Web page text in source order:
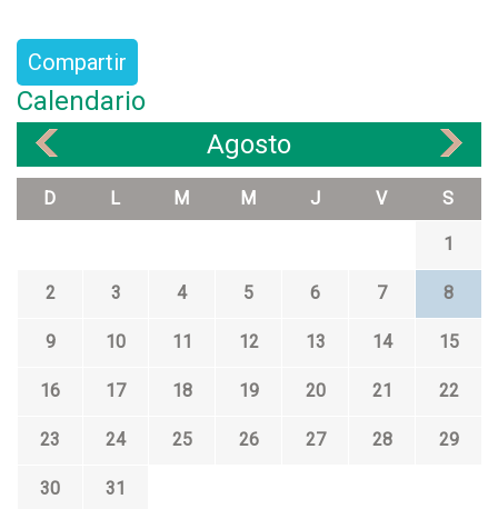
Compartir
Calendario
Agosto
D L M M J V S
1
2 3 4 5 6 7 8
9 10 11 12 13 14 15
16 17 18 19 20 21 22
23 24 25 26 27 28 29
30
31